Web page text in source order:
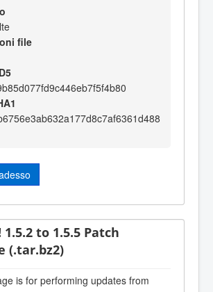
file
1.5.2 to 1.5.5 Patch
(.tar.bz2)
is for performing updates from